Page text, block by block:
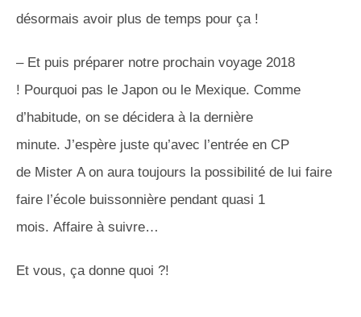
désormais avoir plus de temps pour ça !
– Et puis préparer notre prochain voyage 2018
! Pourquoi pas le Japon ou le Mexique. Comme
d’habitude, on se décidera à la dernière
minute. J’espère juste qu’avec l’entrée en CP
de Mister A on aura toujours la possibilité de lui faire
faire l’école buissonnière pendant quasi 1
mois. Affaire à suivre…
Et vous, ça donne quoi ?!